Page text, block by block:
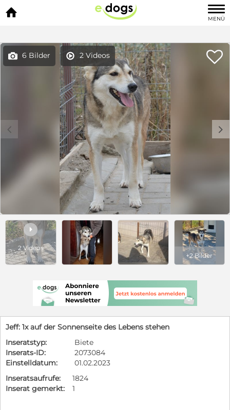

MENÜ
 6 Bilder  2 Videos 
c d

2 Videos
+2 Bilder
Jeff: 1x auf der Sonnenseite des Lebens stehen
Inseratstyp:
Biete
Inserats-ID:
2073084
Einstelldatum:
01.02.2023
Inseratsaufrufe:
1824
Inserat gemerkt:
1